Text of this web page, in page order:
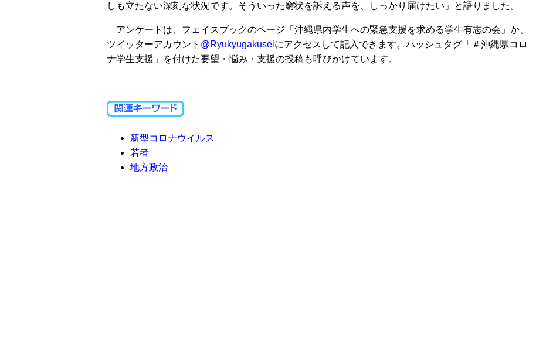
しも立たない深刻な状況です。そういった窮状を訴える声を、しっかり届けたい」と語りました。
アンケートは、フェイスブックのページ「沖縄県内学生への緊急支援を求める学生有志の会」か、
ツイッターアカウント @Ryukyugakuseiにアクセスして記入できます。ハッシュタグ「＃沖縄県コロ
ナ学生支援」を付けた要望・悩み・支援の投稿も呼びかけています。
新型コロナウイルス
若者
地方政治